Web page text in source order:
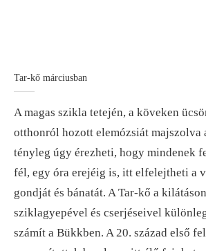
Tar-kő márciusban
A magas szikla tetején, a köveken
otthonról hozott elemózsiát majszolva
tényleg úgy érezheti, hogy mindenek
fél, egy óra erejéig is, itt elfelejtheti a
gondját és bánatát. A Tar-kő a
sziklagyepével és cserjéseivel
számít a Bükkben. A 20. század első